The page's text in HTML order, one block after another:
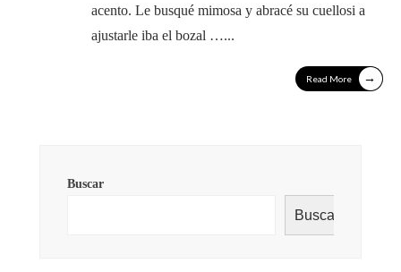
acento. Le busqué mimosa y abracé su cuellosi a
ajustarle iba el bozal …...
Read More →
Buscar
Buscar